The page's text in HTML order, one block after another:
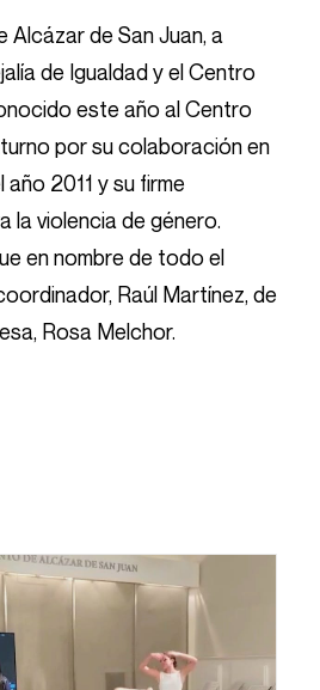
Alcázar de San Juan, a
de Igualdad y el Centro
este año al Centro
por su colaboración en
2011 y su firme
la violencia de género.
en nombre de todo el
Raúl Martínez, de
Rosa Melchor.